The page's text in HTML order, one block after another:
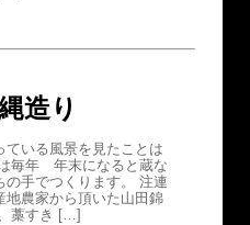
造り
いる風景を見たことは
毎年 年末になると蔵な
の手でつくります。 注連
地農家から頂いた山田錦
藁すき […]